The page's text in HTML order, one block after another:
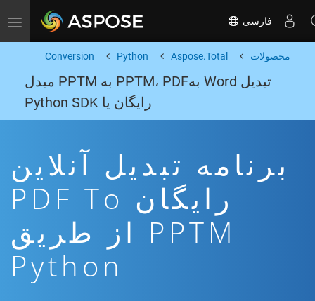
Toggle navigation فارسی
محصولات Aspose.Total
Python
Conversion
تبدیل Word بهPPTM، PDF به PPTM مبدل
رایگان یا Python SDK
برنامه تبدیل آنلاین
رایگان PDF To
PPTM از طریق
Python